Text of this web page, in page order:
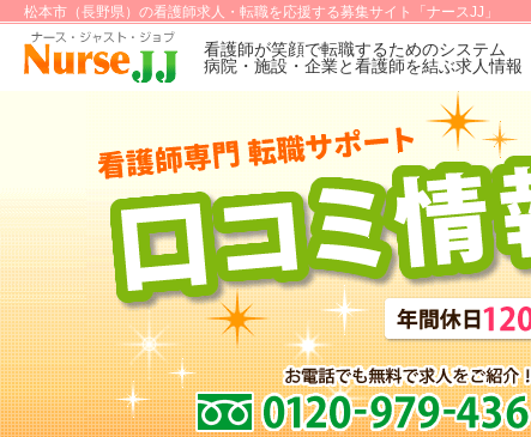
松本市（長野県）の看護師求人・転職を応援する募集サイト「ナースJJ」
看護師が笑顔で転職するためのシステム
病院・施設・企業と看護師を結ぶ求人情報